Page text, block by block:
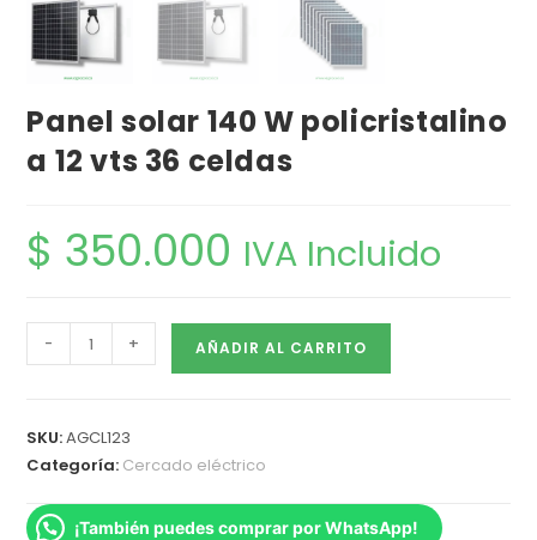
Panel solar 140 W policristalino
a 12 vts 36 celdas
$ 350.000 IVA Incluido
- + AÑADIR AL CARRITO
SKU:AGCL123
Categoría: Cercado eléctrico
¡También puedes comprar por WhatsApp!